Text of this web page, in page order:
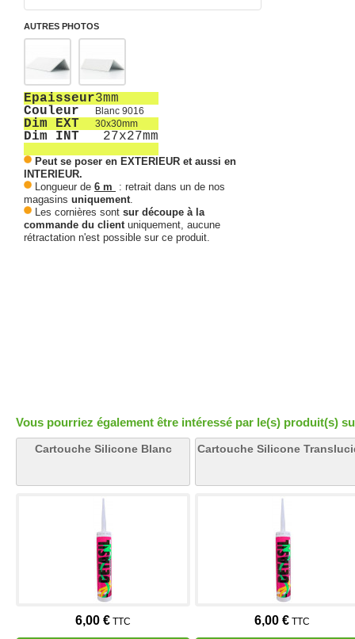
AUTRES PHOTOS
Epaisseur3mm
Couleur
Blanc 9016
Dim EXT 30x30mm
Dim INT 27x27mm
Peut se poser en EXTERIEUR et aussi en
INTERIEUR.
Longueur de 6 m
: retrait dans un de nos
magasins uniquement.
Les cornières sont sur découpe à la
commande du clientuniquement, aucune
rétractation n'est possible sur ce produit.
Vous pourriez également être intéressé par le(s) produit(s)
Cartouche Silicone Blanc
6,00 € TTC
Cartouche Silicone
6,00 € TTC